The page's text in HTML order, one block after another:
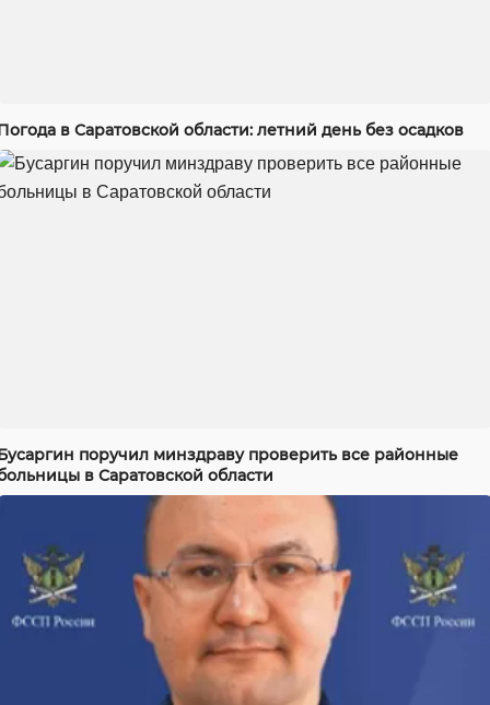
в Саратовской области: летний день без осадков
поручил минздраву проверить все районные
в Саратовской области